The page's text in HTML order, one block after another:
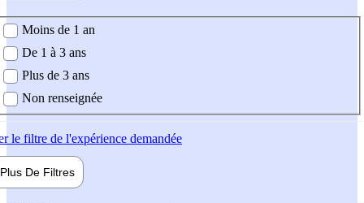
demandée
Moins de 1 an
De 1 à 3 ans
Plus de 3 ans
Non renseignée
le filtre de l'expérience demandée
Plus De Filtres